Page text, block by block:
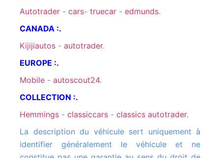
autotrader - cars- truecar - edmunds.
CANADA :.
kijijiautos - autotrader.
EUROPE :.
mobile - autoscout24.
COLLECTION :.
hemmings - classiccars - classics autotrader.
La description du véhicule sert uniquement à
identifier généralement le véhicule et ne